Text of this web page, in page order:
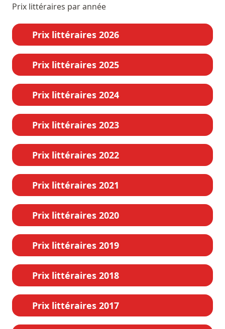
Prix littéraires par année
Prix littéraires 2026
Prix littéraires 2025
Prix littéraires 2024
Prix littéraires 2023
Prix littéraires 2022
Prix littéraires 2021
Prix littéraires 2020
Prix littéraires 2019
Prix littéraires 2018
Prix littéraires 2017